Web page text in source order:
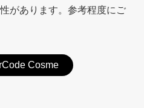
があります。参考程度にご
Cosme